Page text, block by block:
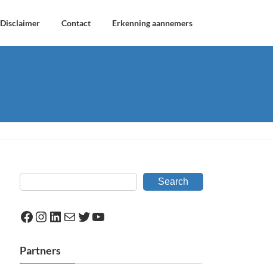
Disclaimer Contact Erkenning aannemers
Search
Facebook
Instagram
LinkedIn
MailTwitter
YouTube
Partners